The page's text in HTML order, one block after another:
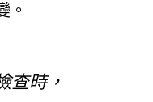
。
查時，